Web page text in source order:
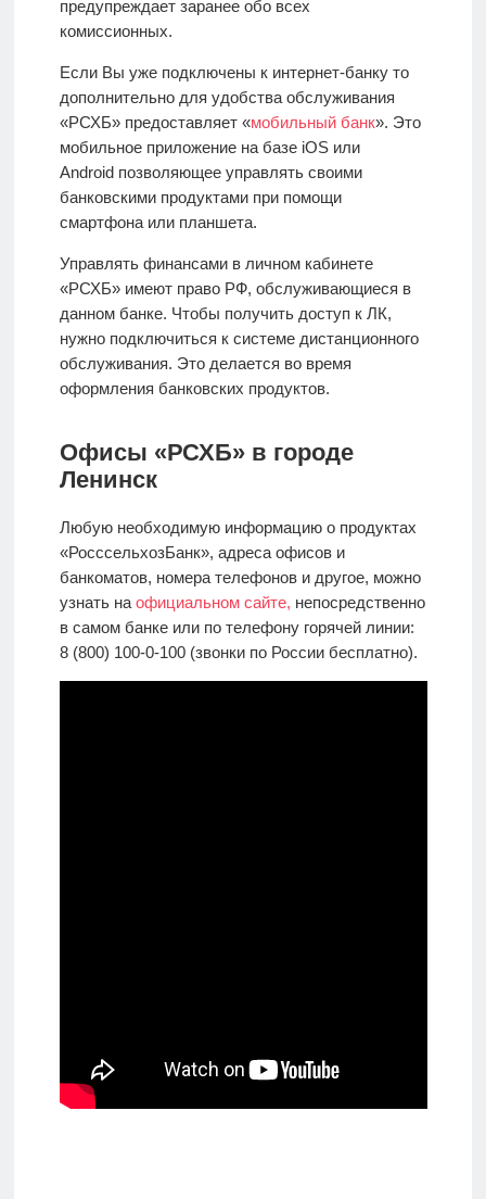
предупреждает заранее обо всех
комиссионных.
Если Вы уже подключены к интернет-банку то
дополнительно для удобства обслуживания
«РСХБ» предоставляет «мобильный банк». Это
мобильное приложение на базе iOS или
Android позволяющее управлять своими
банковскими продуктами при помощи
смартфона или планшета.
Управлять финансами в личном кабинете
«РСХБ» имеют право РФ, обслуживающиеся в
данном банке. Чтобы получить доступ к ЛК,
нужно подключиться к системе дистанционного
обслуживания. Это делается во время
оформления банковских продуктов.
Офисы «РСХБ» в городе
Ленинск
Любую необходимую информацию о продуктах
«РосссельхозБанк», адреса офисов и
банкоматов, номера телефонов и другое, можно
узнать на официальном сайте, непосредственно
в самом банке или по телефону горячей линии:
8 (800) 100-0-100 (звонки по России бесплатно).